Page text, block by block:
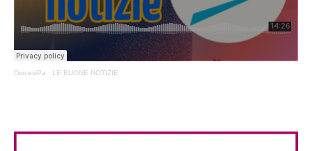
DiocesiPa · LE BUONE NOTIZIE